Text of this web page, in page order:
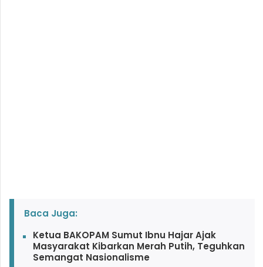
Baca Juga:
Ketua BAKOPAM Sumut Ibnu Hajar Ajak
Masyarakat Kibarkan Merah Putih, Teguhkan
Semangat Nasionalisme